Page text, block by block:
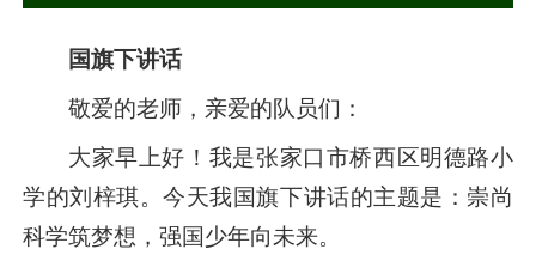
国旗下讲话
敬爱的老师，亲爱的队员们：
大家早上好！我是张家口市桥西区明德路小
学的刘梓琪。今天我国旗下讲话的主题是：崇尚
科学筑梦想，强国少年向未来。